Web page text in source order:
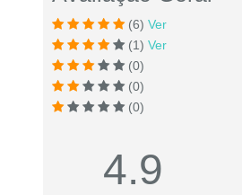
(6) Ver
(1) Ver
(0)
(0)
(0)
4.9